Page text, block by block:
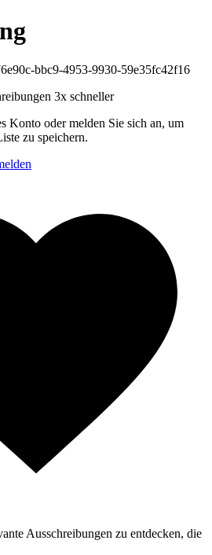
bbc9-4953-9930-59e35fc42f16
3x schneller
Konto oder melden Sie sich an, um
zu speichern.
Ausschreibungen zu entdecken, die